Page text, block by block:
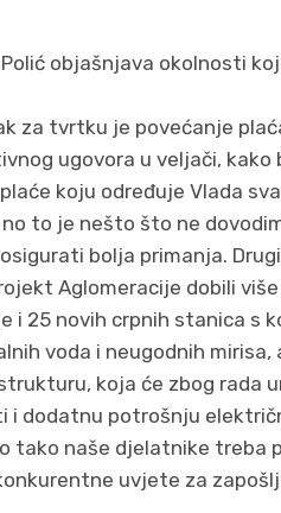
objašnjava okolnosti
za tvrtku je povećanje
ugovora u veljači, kako
koju određuje Vlada
to je nešto što ne
bolja primanja.
Aglomeracije dobili
i 25 novih crpnih stanica s
voda i neugodnih mirisa,
koja će zbog rada
i dodatnu potrošnju
tako naše djelatnike treba
uvjete za